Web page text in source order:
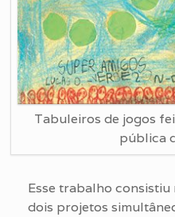
Tabuleiros de jogos
pública
Esse trabalho
dois projetos